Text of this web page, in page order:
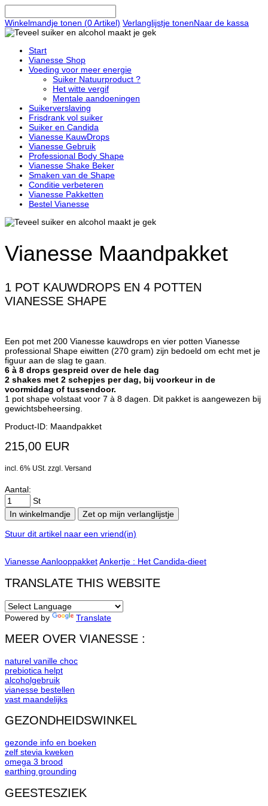
Winkelmandje tonen (0Artikel) Verlanglijstje tonenNaar de kassa
Start
Vianesse Shop
Voeding voor meer energie
Suiker Natuurproduct ?
Het witte vergif
Mentale aandoeningen
Suikerverslaving
Frisdrank vol suiker
Suiker en Candida
Vianesse KauwDrops
Vianesse Gebruik
Professional Body Shape
Vianesse Shake Beker
Smaken van de Shape
Conditie verbeteren
Vianesse Pakketten
Bestel Vianesse
Vianesse Maandpakket
1 POT KAUWDROPS EN 4 POTTEN
VIANESSE SHAPE
Een pot met 200 Vianesse kauwdrops en vier potten Vianesse
professional Shape eiwitten (270 gram) zijn bedoeld om echt met je
figuur aan de slag te gaan.
6 à 8 drops gespreid over de hele dag
2 shakes met 2 schepjes per dag, bij voorkeur in de
voormiddag of tussendoor.
1 pot shape volstaat voor 7 à 8 dagen. Dit pakket is aangewezen bij
gewichtsbeheersing.
Product-ID: Maandpakket
215,00 EUR
incl. 6% USt. zzgl. Versand
Aantal:
St
In winkelmandje
Zet op mijn verlanglijstje
Stuur dit artikel naar een vriend(in)
Vianesse AanlooppakketAnkertje : Het Candida-dieet
TRANSLATE THIS WEBSITE
Powered by Translate
MEER OVER VIANESSE :
naturel vanille choc
prebiotica helpt
alcoholgebruik
vianesse bestellen
vast maandelijks
GEZONDHEIDSWINKEL
gezonde info en boeken
zelf stevia kweken
omega 3 brood
earthing grounding
GEESTESZIEK